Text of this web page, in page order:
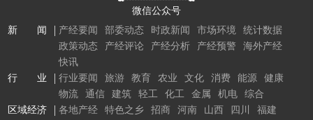
微信公众号
新 闻
产经要闻 部委动态 时政新闻 市场环境
统计数据
政策动态
产经评论 产经分析 产经预警
海外产经
快讯
行 业
行业要闻 旅游 教育 农业 文化 消费 能源
健康
物流
通信 建筑 轻工 化工 金属 机电
综合
区域经济
各地产经 特色之乡 招商 河南 山西 四川
福建